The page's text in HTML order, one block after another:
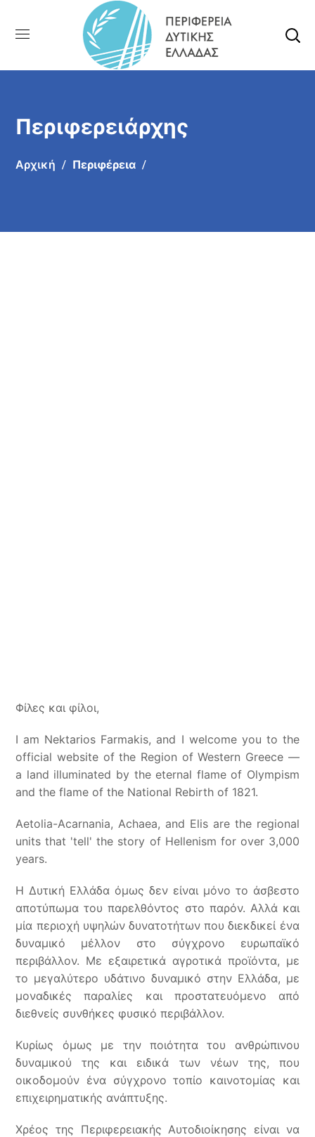
Περιφερειάρχης
Αρχική Περιφέρεια
Φίλες και φίλοι,
I am Nektarios Farmakis, and I welcome you to the
official website of the Region of Western Greece —
a land illuminated by the eternal flame of Olympism
and the flame of the National Rebirth of 1821.
Aetolia-Acarnania, Achaea, and Elis are the regional
units that 'tell' the story of Hellenism for over 3,000
years.
Η Δυτική Ελλάδα όμως δεν είναι μόνο το άσβεστο
αποτύπωμα του παρελθόντος στο παρόν. Αλλά και
μία περιοχή υψηλών δυνατοτήτων που διεκδικεί ένα
δυναμικό μέλλον στο σύγχρονο ευρωπαϊκό
περιβάλλον. Με εξαιρετικά αγροτικά προϊόντα, με
το μεγαλύτερο υδάτινο δυναμικό στην Ελλάδα, με
μοναδικές παραλίες και προστατευόμενο από
διεθνείς συνθήκες φυσικό περιβάλλον.
Κυρίως όμως με την ποιότητα του ανθρώπινου
δυναμικού της και ειδικά των νέων της, που
οικοδομούν ένα σύγχρονο τοπίο καινοτομίας και
επιχειρηματικής ανάπτυξης.
Χρέος της Περιφερειακής Αυτοδιοίκησης είναι να